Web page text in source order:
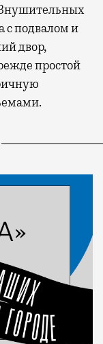
с подвалом и
двор,
простой